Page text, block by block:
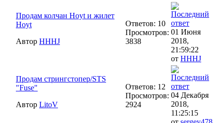
Продам колчан Hoyt и жилет
Hoyt
Автор HHHJ
Ответов: 10
Просмотров:
3838
01 Июня
2018,
21:59:22
от HHHJ
Продам стрингстопер/STS
"Fuse"
Автор LitoV
Ответов: 12
Просмотров:
2924
04 Декабря
2018,
11:25:15